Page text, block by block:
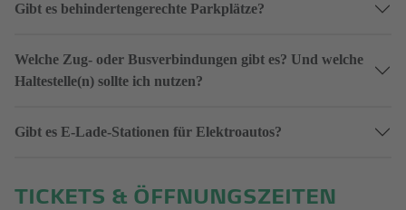
Gibt es behindertengerechte Parkplätze?
Welche Zug- oder Busverbindungen gibt es? Und welche
Haltestelle(n) sollte ich nutzen?
Gibt es E-Lade-Stationen für Elektroautos?
TICKETS & ÖFFNUNGSZEITEN